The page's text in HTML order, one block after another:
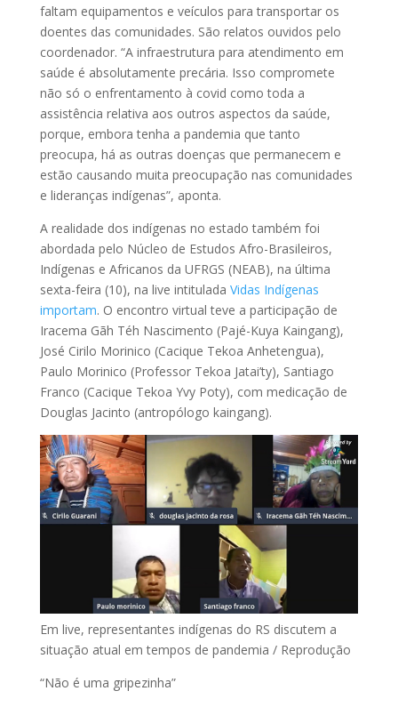
faltam equipamentos e veículos para transportar os
doentes das comunidades. São relatos ouvidos pelo
coordenador. “A infraestrutura para atendimento em
saúde é absolutamente precária. Isso compromete
não só o enfrentamento à covid como toda a
assistência relativa aos outros aspectos da saúde,
porque, embora tenha a pandemia que tanto
preocupa, há as outras doenças que permanecem e
estão causando muita preocupação nas comunidades
e lideranças indígenas”, aponta.
A realidade dos indígenas no estado também foi
abordada pelo Núcleo de Estudos Afro-Brasileiros,
Indígenas e Africanos da UFRGS (NEAB), na última
sexta-feira (10), na live intitulada Vidas Indígenas
importam. O encontro virtual teve a participação de
Iracema Gãh Téh Nascimento (Pajé-Kuya Kaingang),
José Cirilo Morinico (Cacique Tekoa Anhetengua),
Paulo Morinico (Professor Tekoa Jatai’ty), Santiago
Franco (Cacique Tekoa Yvy Poty), com medicação de
Douglas Jacinto (antropólogo kaingang).
Em live, representantes indígenas do RS discutem a
situação atual em tempos de pandemia / Reprodução
“Não é uma gripezinha”